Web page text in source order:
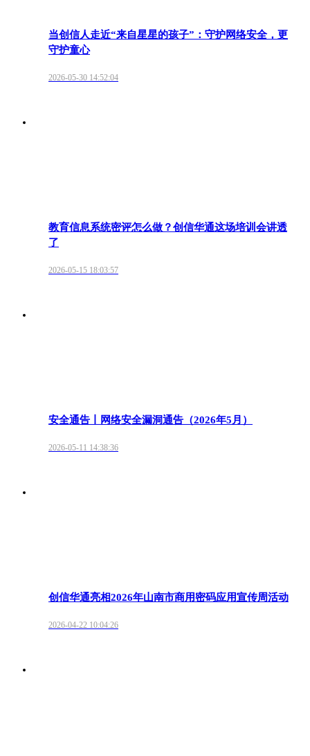
当创信人走近“来自星星的孩子”：守护网络安全，更
守护童心
2026-05-30 14:52:04
教育信息系统密评怎么做？创信华通这场培训会讲透
了
2026-05-15 18:03:57
安全通告丨网络安全漏洞通告（2026年5月）
2026-05-11 14:38:36
创信华通亮相2026年山南市商用密码应用宣传周活动
2026-04-22 10:04:26